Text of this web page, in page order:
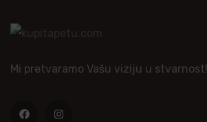
Mi pretvaramo Vašu viziju u stvarnost!